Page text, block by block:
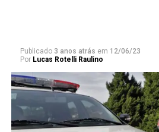
Publicado 3 anos atrás em 12/06/23
Por Lucas Rotelli Raulino